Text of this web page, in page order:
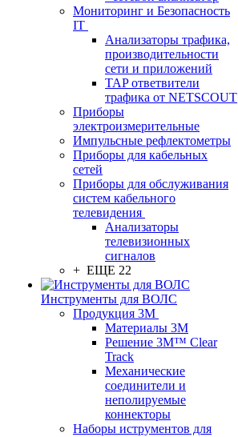
Мониторинг и Безопасность
IT
Анализаторы трафика,
производительности
сети и приложений
TAP ответвители
трафика от NETSCOUT
Приборы
электроизмерительные
Импульсные рефлектометры
Приборы для кабельных
сетей
Приборы для обслуживания
систем кабельного
телевидения
Анализаторы
телевизионных
сигналов
+ ЕЩЕ 22
Инструменты для ВОЛС
Продукция 3M
Материалы 3М
Решение 3M™ Clear
Track
Механические
соединители и
неполируемые
коннекторы
Наборы иструментов для